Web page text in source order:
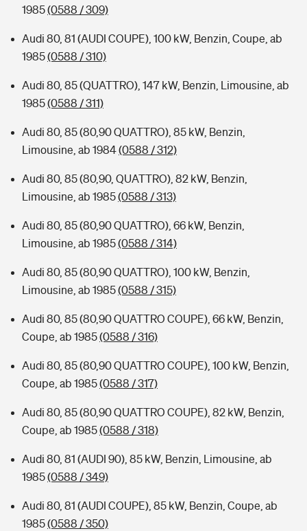
1985(0588 / 309)
Audi 80, 81 (AUDI COUPE), 100 kW, Benzin, Coupe, ab
1985(0588 / 310)
Audi 80, 85 (QUATTRO), 147 kW, Benzin, Limousine, ab
1985(0588 / 311)
Audi 80, 85 (80,90 QUATTRO), 85 kW, Benzin,
Limousine, ab 1984(0588 / 312)
Audi 80, 85 (80,90, QUATTRO), 82 kW, Benzin,
Limousine, ab 1985(0588 / 313)
Audi 80, 85 (80,90 QUATTRO), 66 kW, Benzin,
Limousine, ab 1985(0588 / 314)
Audi 80, 85 (80,90 QUATTRO), 100 kW, Benzin,
Limousine, ab 1985(0588 / 315)
Audi 80, 85 (80,90 QUATTRO COUPE), 66 kW, Benzin,
Coupe, ab 1985(0588 / 316)
Audi 80, 85 (80,90 QUATTRO COUPE), 100 kW, Benzin,
Coupe, ab 1985(0588 / 317)
Audi 80, 85 (80,90 QUATTRO COUPE), 82 kW, Benzin,
Coupe, ab 1985(0588 / 318)
Audi 80, 81 (AUDI 90), 85 kW, Benzin, Limousine, ab
1985(0588 / 349)
Audi 80, 81 (AUDI COUPE), 85 kW, Benzin, Coupe, ab
1985(0588 / 350)